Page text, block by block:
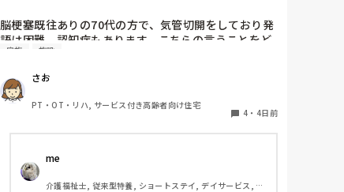
脳梗塞既往ありの70代の方で、気管切開をしており発
語は困難。認知症もあります。こちらの言うことをど
のくらい理解しているかは不明ですが、問いかけに頷
の方にもほぼ毎日面会に来られます。この前ケアマネ
の方からお話しを聞いたら、視線入力装置？を導入し
たいと息子さんがおっしゃっているそうです。そこ
で、施設などで実際使われている利用者の方がいらっ
こなせるものなのかお聞きしたいです。
家族 施設
さお
PT・OT・リハ, サービス付き高齢者向け住宅
4 ・ 4日前
me
介護福祉士, 従来型特養, ショートステイ, デイサービス, 訪